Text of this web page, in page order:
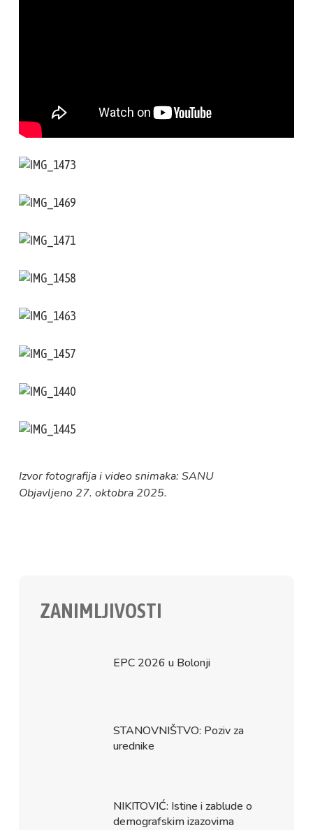
Izvor fotografija i video snimaka: SANU
Objavljeno 27. oktobra 2025.
ZANIMLJIVOSTI
EPC 2026 u Bolonji
STANOVNIŠTVO: Poziv za
urednike
NIKITOVIĆ: Istine i zablude o
demografskim izazovima